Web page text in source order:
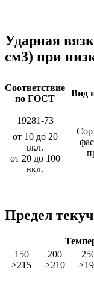
Ударная
см3) при
Соответствие
по ГОСТ
Вид
19281-73
от 10 до 20
вкл.
от 20 до 100
вкл.
Предел
150 200
≥215
≥210